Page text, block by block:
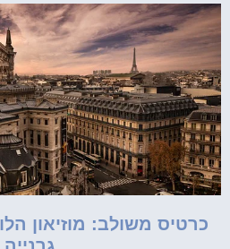
כרטיס משולב: מוזיאון